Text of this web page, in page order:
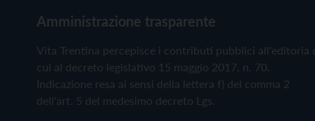
Amministrazione trasparente
Vita Trentina percepisce i contributi pubblici all'editoria
cui al decreto legislativo 15 maggio 2017, n. 70.
Indicazione resa ai sensi della lettera f) del comma 2
dell'art. 5 del medesimo decreto Lgs.